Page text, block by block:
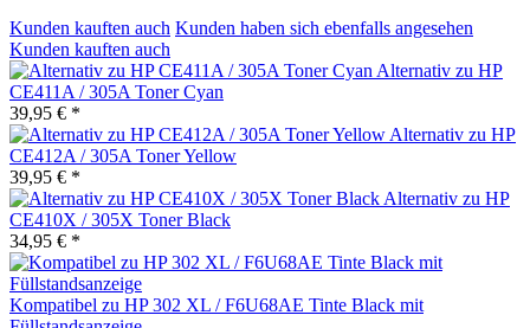
Kunden kauften auch Kunden haben sich ebenfalls angesehen
Kunden kauften auch
Alternativ zu HP
CE411A / 305A Toner Cyan
39,95 € *
Alternativ zu HP
CE412A / 305A Toner Yellow
39,95 € *
Alternativ zu HP
CE410X / 305X Toner Black
34,95 € *
Kompatibel zu HP 302 XL / F6U68AE Tinte Black mit